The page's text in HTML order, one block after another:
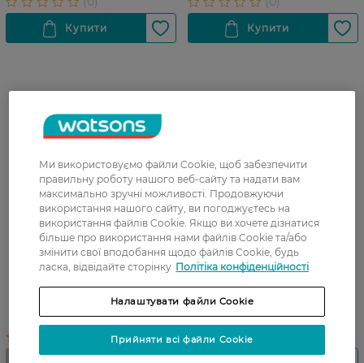
Патчі під очі Natural Code
Патчі Natural Code під очі
есенцією 1 шт
Ми використовуємо файли Cookie, щоб забезпечити
правильну роботу нашого веб-сайту та надати вам
максимально зручні можливості. Продовжуючи
використання нашого сайту, ви погоджуєтесь на
використання файлів Cookie. Якщо ви хочете дізнатися
більше про використання нами файлів Cookie та/або
змінити свої вподобання щодо файлів Cookie, будь
ласка, відвідайте сторінку Політіка конфіденційності
Налаштувати файли Cookie
Прийняти всі файли Cookie